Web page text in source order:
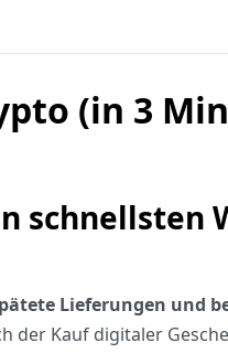
(in 3
Lieferungen und
der Kauf digitaler